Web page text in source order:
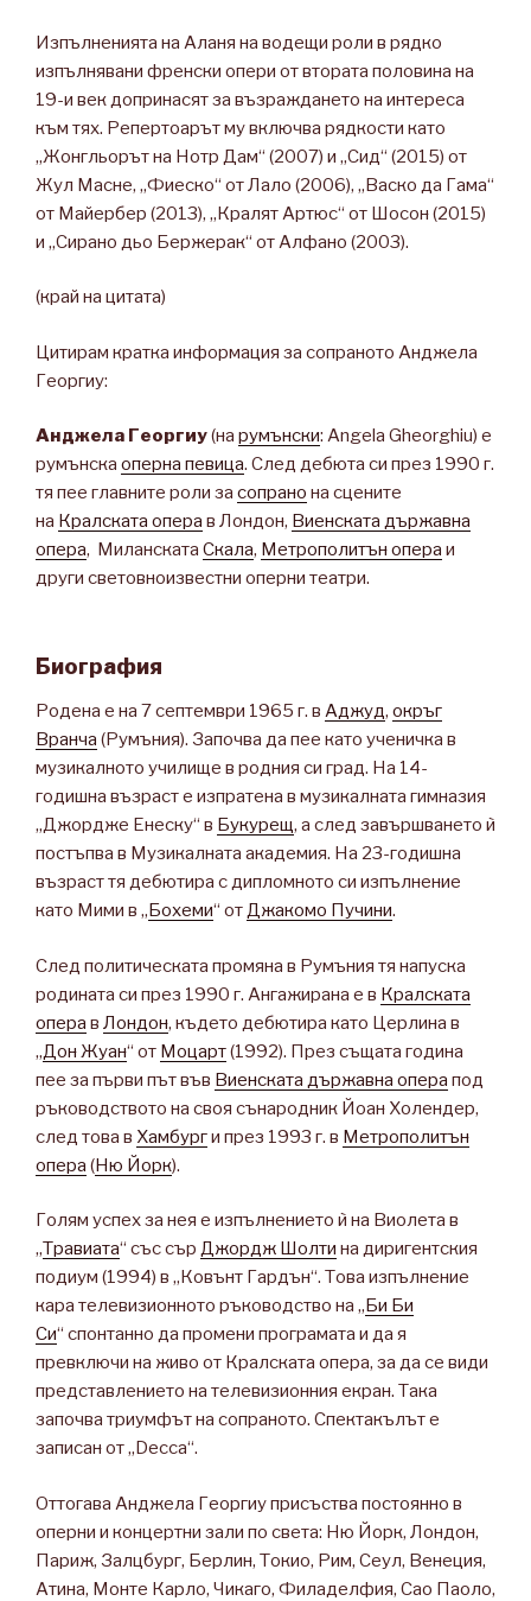
Изпълненията на Аланя на водещи роли в рядко
изпълнявани френски опери от втората половина на
19-и век допринасят за възраждането на интереса
към тях. Репертоарът му включва рядкости като
„Жонгльорът на Нотр Дам“ (2007) и „Сид“ (2015) от
Жул Масне, „Фиеско“ от Лало (2006), „Васко да Гама“
от Майербер (2013), „Кралят Артюс“ от Шосон (2015)
и „Сирано дьо Бержерак“ от Алфано (2003).
(край на цитата)
Цитирам кратка информация за сопраното Анджела
Георгиу:
Анджела Георгиу(на румънски: Angela Gheorghiu) е
румънска оперна певица. След дебюта си през 1990 г.
тя пее главните роли за сопрано на сцените
на Кралската опера в Лондон, Виенската държавна
опера, Миланската Скала, Метрополитън опера и
други световноизвестни оперни театри.
Биография
Родена е на 7 септември 1965 г. в Аджуд, окръг
Вранча (Румъния). Започва да пее като ученичка в
музикалното училище в родния си град. На 14-
годишна възраст е изпратена в музикалната гимназия
„Джордже Енеску“ в Букурещ, а след завършването ѝ
постъпва в Музикалната академия. На 23-годишна
възраст тя дебютира с дипломното си изпълнение
като Мими в „ Бохеми“ отДжакомо Пучини.
След политическата промяна в Румъния тя напуска
родината си през 1990 г. Ангажирана е в Кралската
опера в Лондон, където дебютира като Церлина в
„Дон Жуан“ от Моцарт(1992). През същата година
пее за първи път във Виенската държавна опера под
ръководството на своя сънародник Йоан Холендер,
след това в Хамбурги през 1993 г. в Метрополитън
опера (Ню Йорк).
Голям успех за нея е изпълнението ѝ на Виолета в
„Травиата“ със сър Джордж Шолти на диригентския
подиум (1994) в „Ковънт Гардън“. Това изпълнение
кара телевизионното ръководство на „ Би Би
Си“ спонтанно да промени програмата и да я
превключи на живо от Кралската опера, за да се види
представлението на телевизионния екран. Така
започва триумфът на сопраното. Спектакълът е
записан от „Decca“.
Оттогава Анджела Георгиу присъства постоянно в
оперни и концертни зали по света: Ню Йорк, Лондон,
Париж, Залцбург, Берлин, Токио, Рим, Сеул, Венеция,
Атина, Монте Карло, Чикаго, Филаделфия, Сао Паоло,